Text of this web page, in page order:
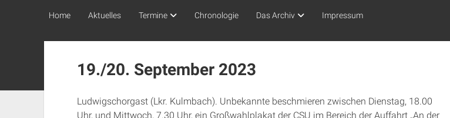
Home Aktuelles Termine Chronologie Das Archiv Impressum
19./20. September 2023
Ludwigschorgast (Lkr. Kulmbach). Unbekannte beschmieren zwischen Dienstag, 18.00
Uhr, und Mittwoch, 7.30 Uhr, ein Großwahlplakat der CSU im Bereich der Auffahrt „An der